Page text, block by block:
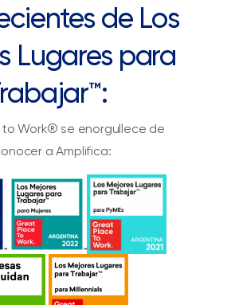
de Los
Lugares para
Work® se enorgullece de
a Amplifica: